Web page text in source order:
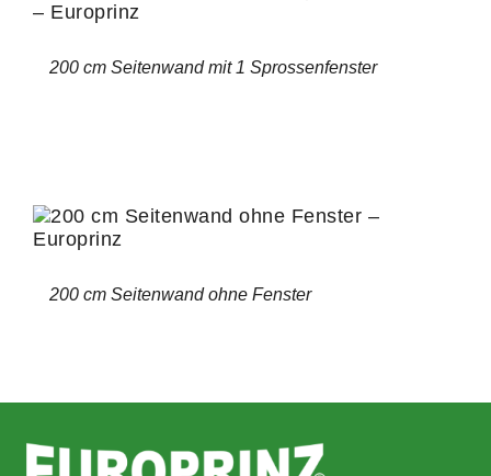
200 cm Seitenwand mit 1 Sprossenfenster
200 cm Seitenwand ohne Fenster